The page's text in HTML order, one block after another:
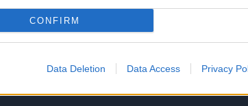
CONFIRM
Data Deletion Data Access Privacy
játékoscsere jöhet az
és az NB I-es újonc között -
válthatnak klubot
úgy tudja, kapusposzton üzletelhet